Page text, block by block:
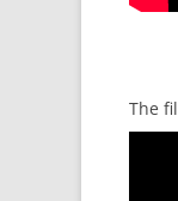
The